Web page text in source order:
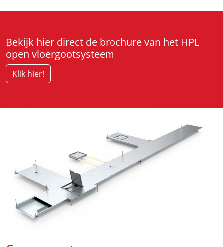
Bekijk hier direct de brochure van het HPL
open vloergootsysteem
Klik hier!